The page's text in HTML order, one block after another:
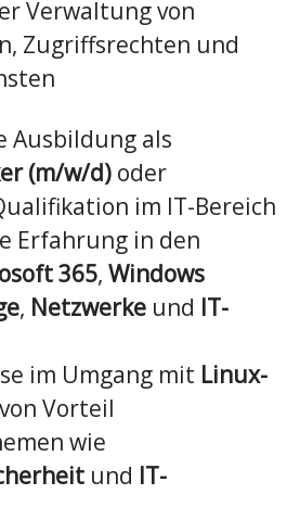
Verwaltung von
Zugriffsrechten und
Ausbildung als
(m/w/d) oder
im IT-Bereich
Erfahrung in den
365, Windows
, Netzwerke und IT-
im Umgang mit Linux-
Vorteil
wie
und IT-